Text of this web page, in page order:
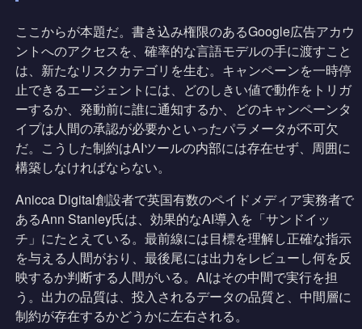
ここからが本題だ。書き込み権限のあるGoogle広告アカウ
ントへのアクセスを、確率的な言語モデルの手に渡すこと
は、新たなリスクカテゴリを生む。キャンペーンを一時停
止できるエージェントには、どのしきい値で動作をトリガ
ーするか、発動前に誰に通知するか、どのキャンペーンタ
イプは人間の承認が必要かといったパラメータが不可欠
だ。こうした制約はAIツールの内部には存在せず、周囲に
構築しなければならない。
Anicca Digital創設者で英国有数のペイドメディア実務者で
あるAnn Stanley氏は、効果的なAI導入を「サンドイッ
チ」にたとえている。最前線には目標を理解し正確な指示
を与える人間がおり、最後尾には出力をレビューし何を反
映するか判断する人間がいる。AIはその中間で実行を担
う。出力の品質は、投入されるデータの品質と、中間層に
制約が存在するかどうかに左右される。